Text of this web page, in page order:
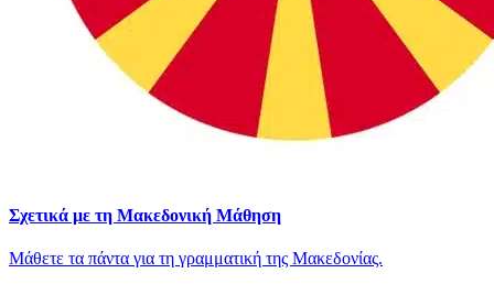
Σχετικά με τη Μακεδονική Μάθηση
Μάθετε τα πάντα για τη γραμματική της Μακεδονίας.